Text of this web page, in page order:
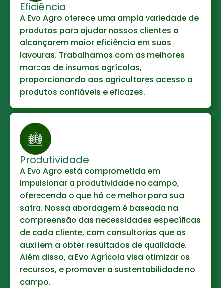
Eficiência
A Evo Agro oferece uma ampla variedade de
produtos para ajudar nossos clientes a
alcançarem maior eficiência em suas
lavouras. Trabalhamos com as melhores
marcas de insumos agrícolas,
proporcionando aos agricultores acesso a
produtos confiáveis e eficazes.
Produtividade
A Evo Agro está comprometida em
impulsionar a produtividade no campo,
oferecendo o que há de melhor para sua
safra. Nossa abordagem é baseada na
compreensão das necessidades específicas
de cada cliente, com consultorias que os
auxiliem a obter resultados de qualidade.
Além disso, a Evo Agrícola visa otimizar os
recursos, e promover a sustentabilidade no
campo.